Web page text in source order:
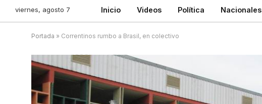
viernes, agosto 7 Inicio Videos Política Nacionales
Portada » Correntinos rumbo a Brasil, en colectivo